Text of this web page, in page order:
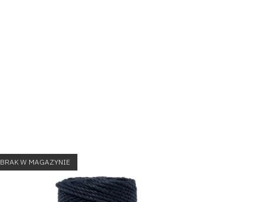
BRAK W MAGAZYNIE